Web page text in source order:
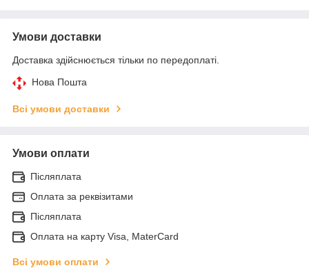
Умови доставки
Доставка здійснюється тільки по передоплаті.
Нова Пошта
Всі умови доставки
Умови оплати
Післяплата
Оплата за реквізитами
Післяплата
Оплата на карту Visa, MaterCard
Всі умови оплати